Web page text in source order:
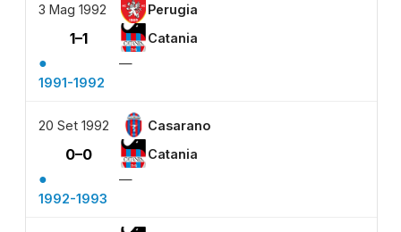
3 Mag 1992 Perugia
1–1 Catania
●
—
1991-1992
20 Set 1992 Casarano
0–0 Catania
●
—
1992-1993